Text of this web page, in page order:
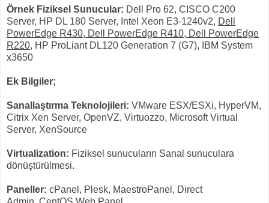
Örnek Fiziksel Sunucular: Dell Pro 62, CISCO C200
Server, HP DL 180 Server, Intel Xeon E3-1240v2, Dell
PowerEdge R430, Dell PowerEdge R410, Dell PowerEdge
R220, HP ProLiant DL120 Generation 7 (G7), IBM System
x3650
Ek Bilgiler;
Sanallaştırma Teknolojileri: VMware ESX/ESXi, HyperVM,
Citrix Xen Server, OpenVZ, Virtuozzo, Microsoft Virtual
Server, XenSource
Virtualization: Fiziksel sunucuların Sanal sunuculara
dönüştürülmesi.
Paneller: cPanel, Plesk, MaestroPanel, Direct